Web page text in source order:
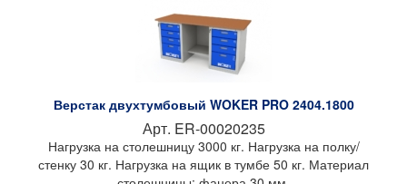
подшипнике, полного выдвижения с фиксатором в
закрытом положении, рассчитаны на 80 000 циклов по
DIN15338, высота профиля 45, 7 мм, материал:
до 50 кг (при установке дополнительного комплекта
направляющих – до 100 кг)
Все ящики запираются на единый цилиндрический замок
(Германия), секретность 2000 комбинаций (2 ключа в
комплекте)
Верстак двухтумбовый WOKER PRO 2404.1800
Арт. ER-00020235
Нагрузка на столешницу 3000 кг. Нагрузка на полку/
стенку 30 кг. Нагрузка на ящик в тумбе 50 кг. Материал